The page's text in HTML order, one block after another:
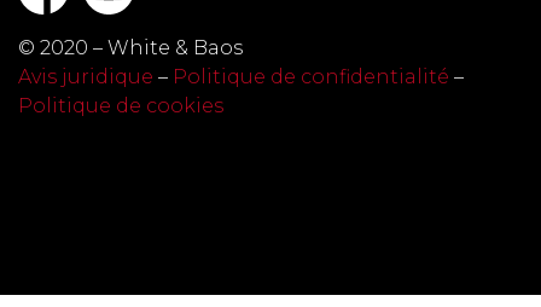
© 2020 – White & Baos
Avis juridique – Politique de confidentialité –
Politique de cookies